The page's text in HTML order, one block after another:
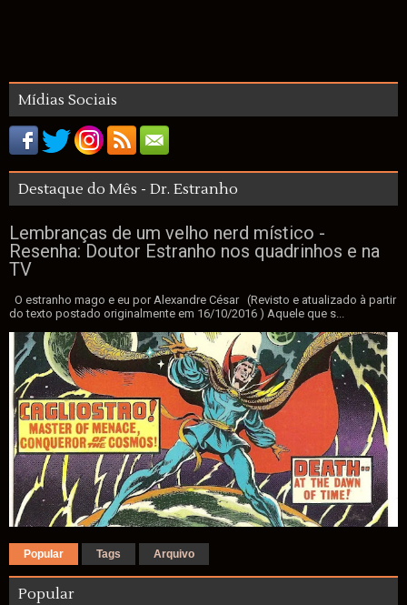
Mídias Sociais
Destaque do Mês - Dr. Estranho
Lembranças de um velho nerd místico -
Resenha: Doutor Estranho nos quadrinhos e na
TV
O estranho mago e eu por Alexandre César (Revisto e atualizado à partir
do texto postado originalmente em 16/10/2016 ) Aquele que s...
Popular Tags Arquivo
Popular